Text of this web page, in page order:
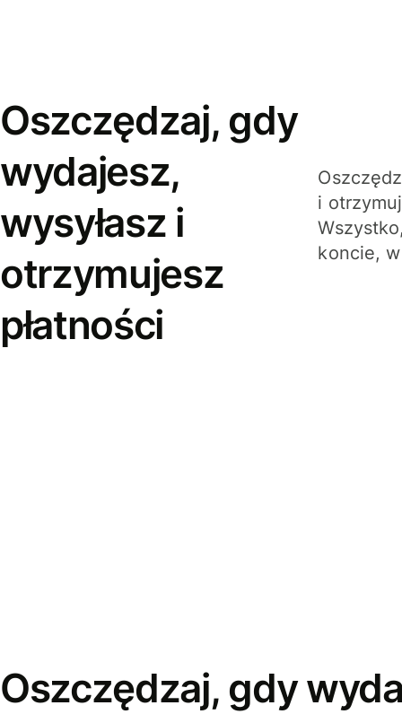
Oszczędzaj, gdy
wydajesz,
wysyłasz i
otrzymujesz
płatności
i
koncie,
Oszczędzaj, gdy